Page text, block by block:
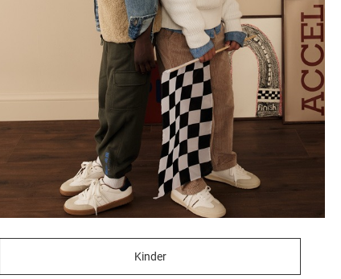
Kinder